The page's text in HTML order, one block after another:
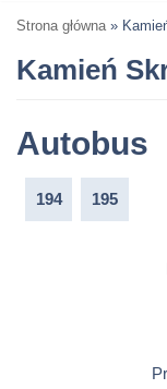
Strona główna »
Kamień
Autobus
194 195